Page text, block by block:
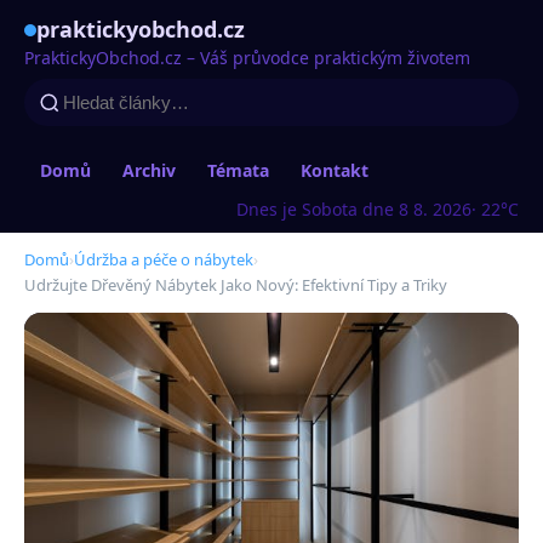
praktickyobchod.cz
PraktickyObchod.cz – Váš průvodce praktickým životem
Domů Archiv Témata
Kontakt
Dnes je Sobota dne 8 8. 2026· 22°C
Domů›Údržba a péče o nábytek›
Udržujte Dřevěný Nábytek Jako Nový: Efektivní Tipy a Triky